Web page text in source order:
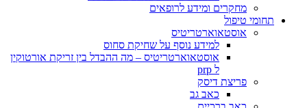
מחקרים ומידע לרופאים
תחומי טיפול
אוסטאוארטריטיס
למידע נוסף על שחיקת סחוס
אוסטאוארטריטיס – מה ההבדל בין זריקת אורטוקין
ל prp
פריצת דיסק
כאב גב